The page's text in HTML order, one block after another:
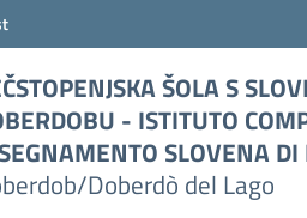
ŠOLA S
- ISTITUTO
SLOVENA DI
Doberdò del Lago